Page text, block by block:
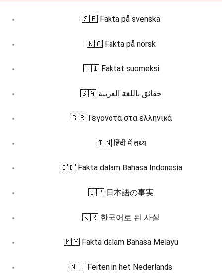
🇸🇪 Fakta på svenska
🇳🇴 Fakta på norsk
🇫🇮 Faktat suomeksi
🇸🇦 حقائق باللغة العربية
🇬🇷 Γεγονότα στα ελληνικά
🇮🇳 हिंदी में तथ्य
🇮🇩 Fakta dalam Bahasa Indonesia
🇯🇵 日本語の事実
🇰🇷 한국어로 된 사실
🇲🇾 Fakta dalam Bahasa Melayu
🇳🇱 Feiten in het Nederlands